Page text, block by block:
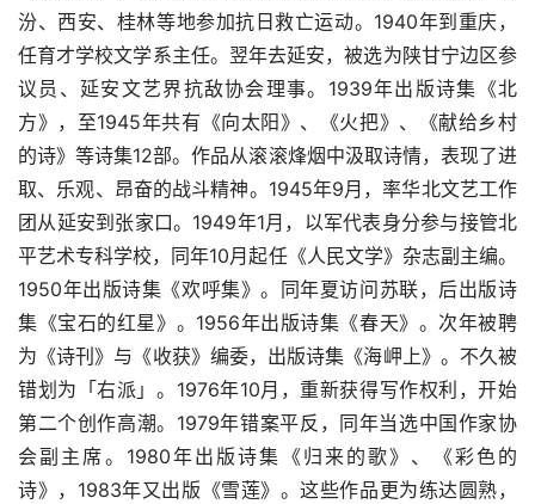
汾、西安、桂林等地参加抗日救亡运动。1940年到重庆，
任育才学校文学系主任。翌年去延安，被选为陕甘宁边区参
议员、延安文艺界抗敌协会理事。1939年出版诗集《北
方》，至1945年共有《向太阳》、《火把》、《献给乡村
的诗》等诗集12部。作品从滚滚烽烟中汲取诗情，表现了进
取、乐观、昂奋的战斗精神。1945年9月，率华北文艺工作
团从延安到张家口。1949年1月，以军代表身分参与接管北
平艺术专科学校，同年10月起任《人民文学》杂志副主编。
1950年出版诗集《欢呼集》。同年夏访问苏联，后出版诗
集《宝石的红星》。1956年出版诗集《春天》。次年被聘
为《诗刊》与《收获》编委，出版诗集《海岬上》。不久被
错划为「右派」。1976年10月，重新获得写作权利，开始
第二个创作高潮。1979年错案平反，同年当选中国作家协
会副主席。1980年出版诗集《归来的歌》、《彩色的
诗》，1983年又出版《雪莲》。这些作品更为练达圆熟，